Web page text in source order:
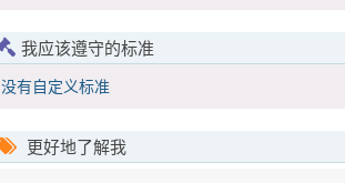
我应该遵守的标准
没有自定义标准
更好地了解我